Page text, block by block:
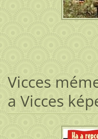
Vicces
a Vicces